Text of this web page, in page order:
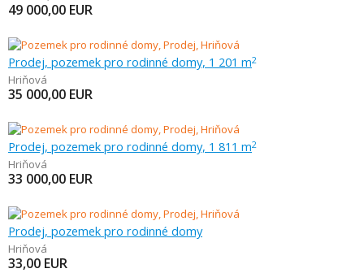
49 000,00 EUR
Prodej, pozemek pro rodinné domy, 1 201 m2
Hriňová
35 000,00 EUR
Prodej, pozemek pro rodinné domy, 1 811 m2
Hriňová
33 000,00 EUR
Prodej, pozemek pro rodinné domy
Hriňová
33,00 EUR